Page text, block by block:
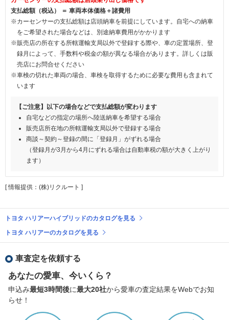
支払総額（税込） ＝ 車両本体価格＋諸費用
※カーセンサーの支払総額は店頭納車を前提にしています。自宅への納車
をご希望された場合などは、別途納車費用がかかります
※販売店の所在する所轄運輸支局以外で登録する際や、車の定置場所、登
録月によって、手数料や税金の額が異なる場合があります。詳しくは販
売店にお問合せください
※車検の切れた車両の場合、車検を取得するために必要な費用も含まれて
います
【ご注意】以下の場合などで支払総額が変わります
自宅などの指定の場所へ陸送納車を希望する場合
販売店所在地の所轄運輸支局以外で登録する場合
商談～契約～登録の間に「登録月」がずれる場合
（登録月が3月から4月にずれる場合は自動車税の額が大きく上がり
ます）
[ 情報提供：(株)リクルート ]
トヨタ ハリアーハイブリッドのカタログを見る
トヨタ ハリアーのカタログを見る
車査定を依頼する
あなたの愛車、今いくら？
申込み最短3時間後に最大20社から愛車の査定結果をWebでお知
らせ！